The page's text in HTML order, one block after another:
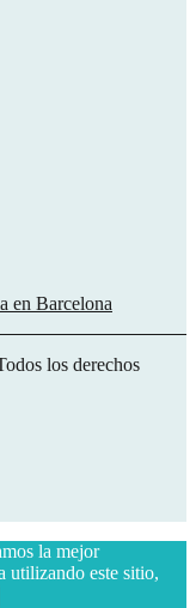
en Barcelona
los derechos
la mejor
utilizando este sitio,